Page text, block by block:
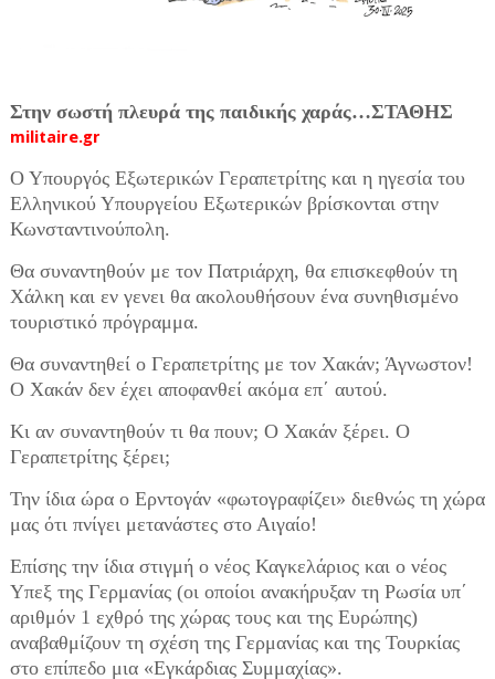
Στην σωστή πλευρά της παιδικής χαράς…ΣΤΑΘΗΣ
militaire.gr
Ο Υπουργός Εξωτερικών Γεραπετρίτης και η ηγεσία του
Ελληνικού Υπουργείου Εξωτερικών βρίσκονται στην
Κωνσταντινούπολη.
Θα συναντηθούν με τον Πατριάρχη, θα επισκεφθούν τη
Χάλκη και εν γενει θα ακολουθήσουν ένα συνηθισμένο
τουριστικό πρόγραμμα.
Θα συναντηθεί ο Γεραπετρίτης με τον Χακάν; Άγνωστον!
Ο Χακάν δεν έχει αποφανθεί ακόμα επ΄ αυτού.
Κι αν συναντηθούν τι θα πουν; Ο Χακάν ξέρει. Ο
Γεραπετρίτης ξέρει;
Την ίδια ώρα ο Ερντογάν «φωτογραφίζει» διεθνώς τη χώρα
μας ότι πνίγει μετανάστες στο Αιγαίο!
Επίσης την ίδια στιγμή ο νέος Καγκελάριος και ο νέος
Υπεξ της Γερμανίας (οι οποίοι ανακήρυξαν τη Ρωσία υπ΄
αριθμόν 1 εχθρό της χώρας τους και της Ευρώπης)
αναβαθμίζουν τη σχέση της Γερμανίας και της Τουρκίας
στο επίπεδο μια «Εγκάρδιας Συμμαχίας».